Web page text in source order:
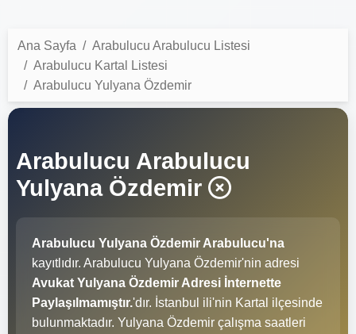
Ana Sayfa
Arabulucu Arabulucu Listesi
Arabulucu Kartal Listesi
Arabulucu Yulyana Özdemir
Arabulucu Arabulucu
Yulyana Özdemir
Arabulucu Yulyana Özdemir Arabulucu'na
kayıtlıdır. Arabulucu Yulyana Özdemir'nin adresi
Avukat Yulyana Özdemir Adresi İnternette
Paylaşılmamıştır.'dır. İstanbul ili'nin Kartal ilçesinde
bulunmaktadır. Yulyana Özdemir çalışma saatleri